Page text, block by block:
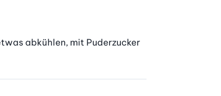
abkühlen, mit Puderzucker